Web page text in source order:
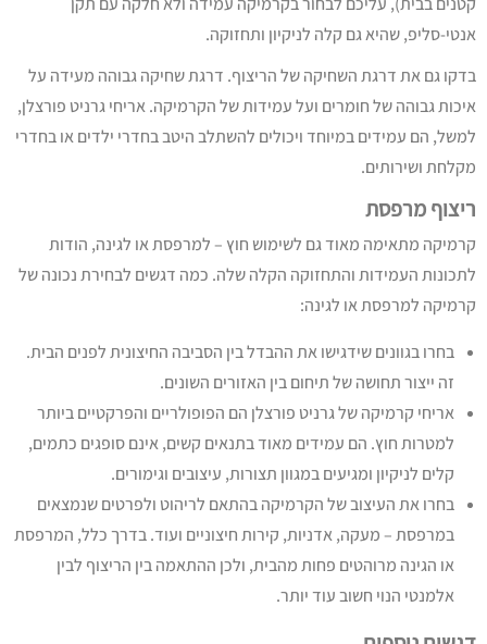
אנטי-סליפ, שהיא גם קלה לניקיון ותחזוקה.
בדקו גם את דרגת השחיקה של הריצוף. דרגת שחיקה גבוהה מעידה על
איכות גבוהה של חומרים ועל עמידות של הקרמיקה. אריחי גרניט פורצלן,
למשל, הם עמידים במיוחד ויכולים להשתלב היטב בחדרי ילדים או בחדרי
מקלחת ושירותים.
ריצוף מרפסת
קרמיקה מתאימה מאוד גם לשימוש חוץ – למרפסת או לגינה, הודות
לתכונות העמידות והתחזוקה הקלה שלה. כמה דגשים לבחירת נכונה של
קרמיקה למרפסת או לגינה:
בחרו בגוונים שידגישו את ההבדל בין הסביבה החיצונית לפנים הבית.
זה ייצור תחושה של תיחום בין האזורים השונים.
אריחי קרמיקה של גרניט פורצלן הם הפופולריים והפרקטיים ביותר
למטרות חוץ. הם עמידים מאוד בתנאים קשים, אינם סופגים כתמים,
קלים לניקיון ומגיעים במגוון תצורות, עיצובים וגימורים.
בחרו את העיצוב של הקרמיקה בהתאם לריהוט ולפרטים שנמצאים
במרפסת – מעקה, אדניות, קירות חיצוניים ועוד. בדרך כלל, המרפסת
או הגינה מרוהטים פחות מהבית, ולכן ההתאמה בין הריצוף לבין
אלמנטי הנוי חשוב עוד יותר.